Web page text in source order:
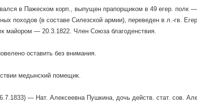
в Пажеском корп., выпущен прапорщиком в 49 егер. полк
походов (в составе Силезской армии), переведен в л.-гв.
майором — 20.3.1822. Член Союза благоденствия.
оставить без внимания.
медынский помещик.
— Нат. Алексеевна Пушкина, дочь действ. стат. сов.